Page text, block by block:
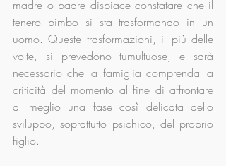
madre o padre dispiace constatare che il
tenero bimbo si sta trasformando in un
uomo. Queste trasformazioni, il più delle
volte, si prevedono tumultuose, e sarà
necessario che la famiglia comprenda la
criticità del momento al fine di affrontare
al meglio una fase così delicata dello
sviluppo, soprattutto psichico, del proprio
figlio.